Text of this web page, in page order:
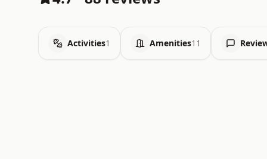
Activities1 Amenities11